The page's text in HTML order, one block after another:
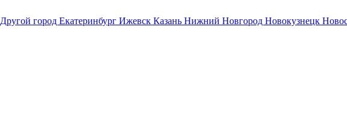
Другой город Екатеринбург Ижевск Казань Нижний Новгород Новокузнецк